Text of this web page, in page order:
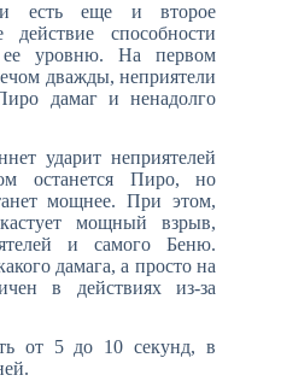
есть еще и второе
способности
ее уровню. На первом
дважды, неприятели
дамаг и ненадолго
ударит неприятелей
останется Пиро, но
мощнее. При этом,
мощный взрыв,
и самого Беню.
дамага, а просто на
в действиях из-за
от 5 до 10 секунд, в